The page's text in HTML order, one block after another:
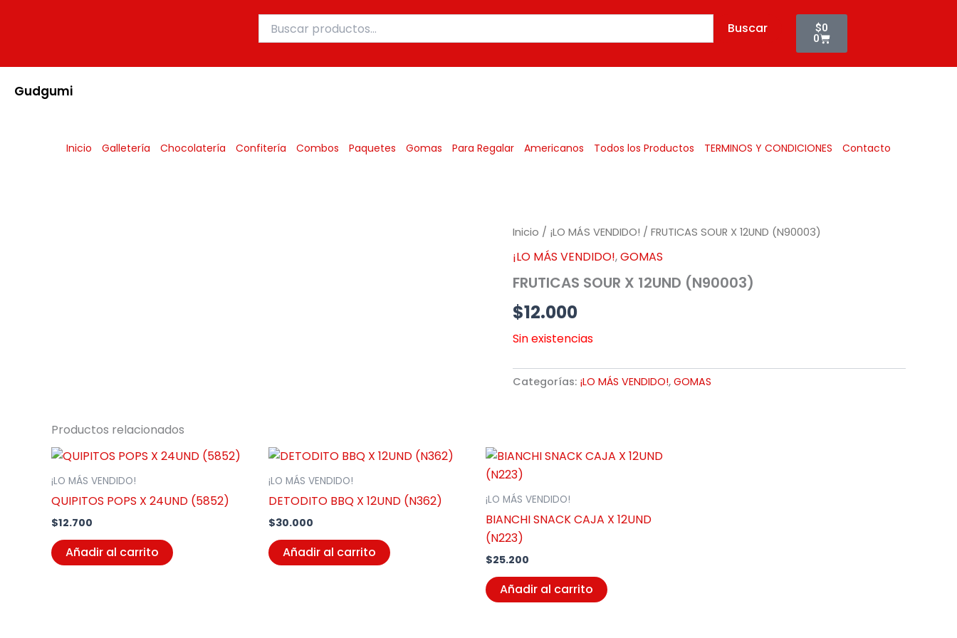
por:
Buscar $0
0
Cart
Gudgumi
Inicio Galletería Chocolatería Confitería Combos Paquetes Gomas Para Regalar Americanos Todos los Productos TERMINOS Y CONDICIONES Contacto
Inicio / ¡LO MÁS VENDIDO! / FRUTICAS SOUR X 12UND (N90003)
¡LO MÁS VENDIDO!,GOMAS
FRUTICAS SOUR X 12UND (N90003)
$12.000
Sin existencias
Categorías: ¡LO MÁS VENDIDO!, GOMAS
Productos relacionados
¡LO MÁS VENDIDO!
QUIPITOS POPS X 24UND (5852)
$12.700
Añadir al carrito
¡LO MÁS VENDIDO!
DETODITO BBQ X 12UND (N362)
$30.000
Añadir al carrito
¡LO MÁS VENDIDO!
BIANCHI SNACK CAJA X 12UND
(N223)
$25.200
Añadir al carrito